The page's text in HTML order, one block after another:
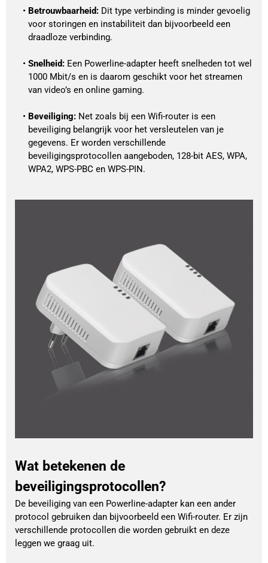
Betrouwbaarheid: Dit type verbinding is minder gevoelig
voor storingen en instabiliteit dan bijvoorbeeld een
draadloze verbinding.
Snelheid: Een Powerline-adapter heeft snelheden tot wel
1000 Mbit/s en is daarom geschikt voor het streamen
van video’s en online gaming.
Beveiliging: Net zoals bij een Wifi-router is een
beveiliging belangrijk voor het versleutelen van je
gegevens. Er worden verschillende
beveiligingsprotocollen aangeboden, 128-bit AES, WPA,
WPA2, WPS-PBC en WPS-PIN.
Wat betekenen de
beveiligingsprotocollen?
De beveiliging van een Powerline-adapter kan een ander
protocol gebruiken dan bijvoorbeeld een Wifi-router. Er zijn
verschillende protocollen die worden gebruikt en deze
leggen we graag uit.